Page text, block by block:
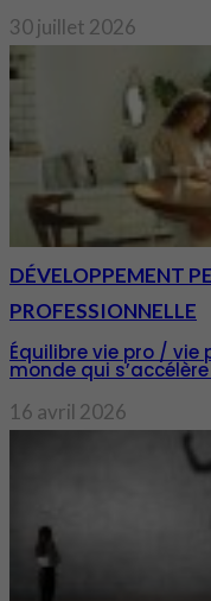
30 juillet 2026
DÉVELOPPEMENT
PROFESSIONNELLE
Équilibre vie pro /
monde qui s’accélère
16 avril 2026